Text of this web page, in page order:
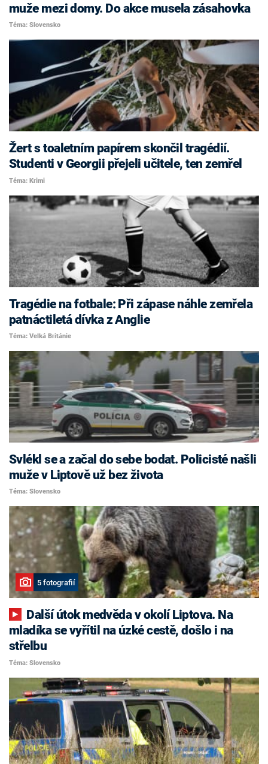
muže mezi domy. Do akce musela zásahovka
Téma: Slovensko
Žert s toaletním papírem skončil tragédií.
Studenti v Georgii přejeli učitele, ten zemřel
Téma: Krimi
Tragédie na fotbale: Při zápase náhle zemřela
patnáctiletá dívka z Anglie
Téma: Velká Británie
Svlékl se a začal do sebe bodat. Policisté našli
muže v Liptově už bez života
Téma: Slovensko
5 fotografií
mladíka se vyřítil na úzké cestě, došlo i na
střelbu
Téma: Slovensko